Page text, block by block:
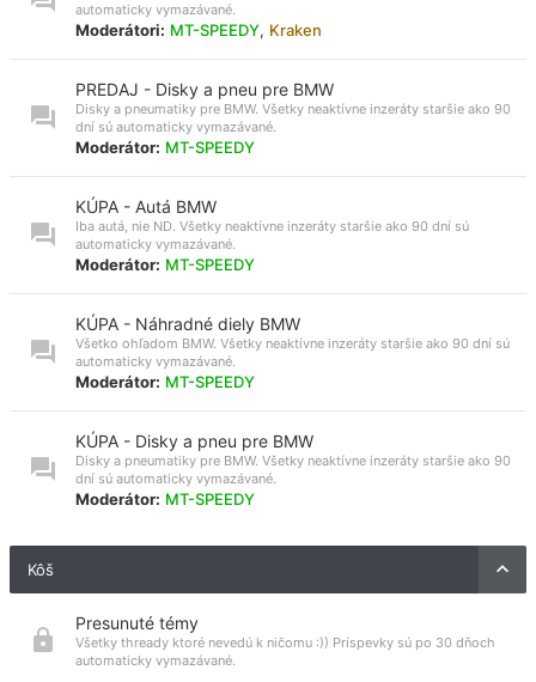
automaticky vymazávané.
Moderátori: MT-SPEEDY, Kraken
PREDAJ - Disky a pneu pre BMW
Disky a pneumatiky pre BMW. Všetky neaktívne inzeráty staršie ako 90
dní sú automaticky vymazávané.
Moderátor: MT-SPEEDY
KÚPA - Autá BMW
Iba autá, nie ND. Všetky neaktívne inzeráty staršie ako 90 dní sú
automaticky vymazávané.
Moderátor: MT-SPEEDY
KÚPA - Náhradné diely BMW
Všetko ohľadom BMW. Všetky neaktívne inzeráty staršie ako 90 dní sú
automaticky vymazávané.
Moderátor: MT-SPEEDY
KÚPA - Disky a pneu pre BMW
Disky a pneumatiky pre BMW. Všetky neaktívne inzeráty staršie ako 90
dní sú automaticky vymazávané.
Moderátor: MT-SPEEDY
Kôš
Presunuté témy
Všetky thready ktoré nevedú k ničomu :)) Príspevky sú po 30 dňoch
automaticky vymazávané.